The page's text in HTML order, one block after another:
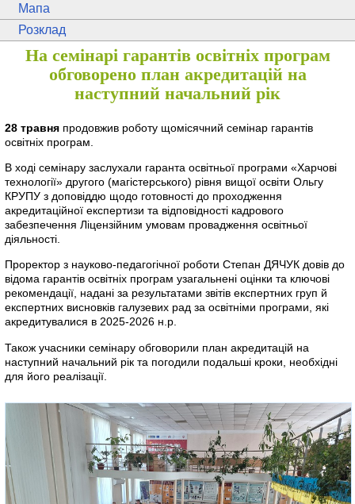
Мапа
Розклад
На семінарі гарантів освітніх програм
обговорено план акредитацій на
наступний начальний рік
28 травня продовжив роботу щомісячний семінар гарантів
освітніх програм.
В ході семінару заслухали гаранта освітньої програми «Харчові
технології» другого (магістерського) рівня вищої освіти Ольгу
КРУПУ з доповіддю щодо готовності до проходження
акредитаційної експертизи та відповідності кадрового
забезпечення Ліцензійним умовам провадження освітньої
діяльності.
Проректор з науково-педагогічної роботи Степан ДЯЧУК довів до
відома гарантів освітніх програм узагальнені оцінки та ключові
рекомендації, надані за результатами звітів експертних груп й
експертних висновків галузевих рад за освітніми програми, які
акредитувалися в 2025-2026 н.р.
Також учасники семінару обговорили план акредитацій на
наступний начальний рік та погодили подальші кроки, необхідні
для його реалізації.